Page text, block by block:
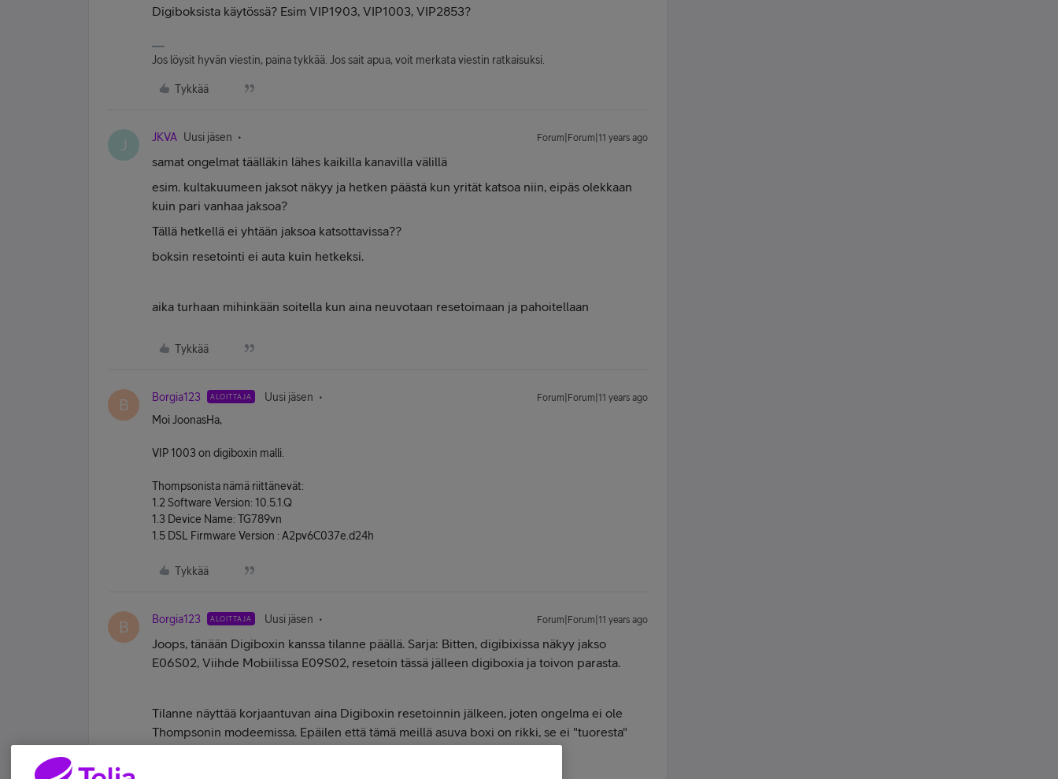
Digiboksista käytössä? Esim VIP1903, VIP1003, VIP2853?
Jos löysit hyvän viestin, paina tykkää. Jos sait apua, voit merkata viestin ratkaisuksi.
Tykkää
J JKVA Uusi jäsen Forum|Forum|11 years ago
samat ongelmat täälläkin lähes kaikilla kanavilla välillä
esim. kultakuumeen jaksot näkyy ja hetken päästä kun yrität katsoa niin, eipäs olekkaan
kuin pari vanhaa jaksoa?
Tällä hetkellä ei yhtään jaksoa katsottavissa??
boksin resetointi ei auta kuin hetkeksi.
aika turhaan mihinkään soitella kun aina neuvotaan resetoimaan ja pahoitellaan
Tykkää
B Borgia123 ALOITTAJA Uusi jäsen Forum|Forum|11 years ago
Moi JoonasHa,
VIP 1003 on digiboxin malli.
Thompsonista nämä riittänevät:
1.2 Software Version: 10.5.1.Q
1.3 Device Name: TG789vn
1.5 DSL Firmware Version : A2pv6C037e.d24h
Tykkää
B Borgia123 ALOITTAJA Uusi jäsen Forum|Forum|11 years ago
Joops, tänään Digiboxin kanssa tilanne päällä. Sarja: Bitten, digibixissa näkyy jakso
E06S02, Viihde Mobiilissa E09S02, resetoin tässä jälleen digiboxia ja toivon parasta.
Tilanne näyttää korjaantuvan aina Digiboxin resetoinnin jälkeen, joten ongelma ei ole
Thompsonin modeemissa. Epäilen että tämä meillä asuva boxi on rikki, se ei "tuoresta"